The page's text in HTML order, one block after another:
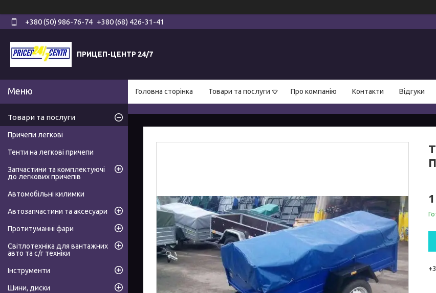
+380 (50) 986-76-74 +380 (68) 426-31-41
ПРИЦЕП-ЦЕНТР 24/7
Головна сторінка Товари та послуги Про компанію Контакти Відгуки
Товари та послуги
Причепи легкові
Тенти на легкові причепи
Запчастини та комплектуючі
до легкових причепів
Автомобільні килимки
Автозапчастини та аксесуари
Протитуманні фари
Світлотехніка для вантажних
авто та с/г техніки
Інструменти
Шини, диски